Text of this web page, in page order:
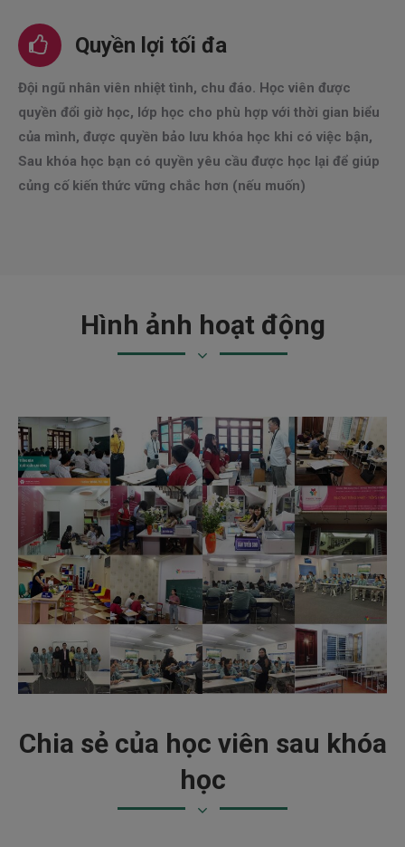
Quyền lợi tối đa
Đội ngũ nhân viên nhiệt tình, chu đáo. Học viên được
quyền đổi giờ học, lớp học cho phù hợp với thời gian biểu
của mình, được quyền bảo lưu khóa học khi có việc bận,
Sau khóa học bạn có quyền yêu cầu được học lại để giúp
củng cố kiến thức vững chắc hơn (nếu muốn)
Hình ảnh hoạt động
Chia sẻ của học viên sau khóa
học